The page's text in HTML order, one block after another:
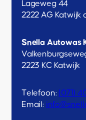
Lageweg 44
2222 AG Katwijk
Snella Autowas
2223 KC Katwijk
Telefoon:(071)
Email: